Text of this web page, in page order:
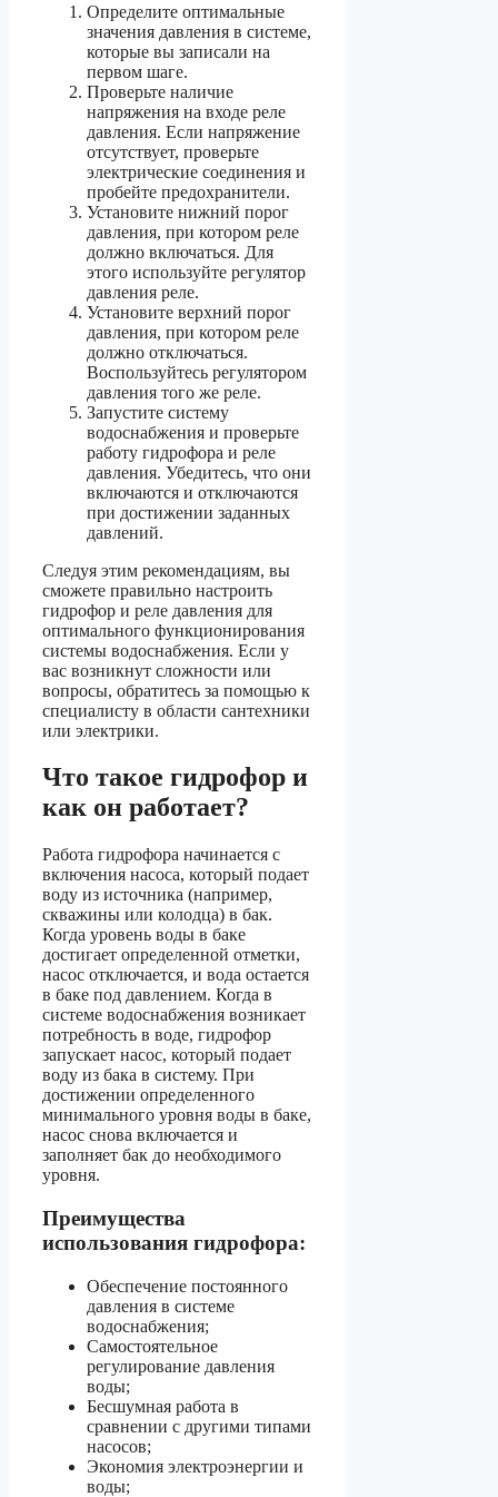
Определите оптимальные
значения давления в системе,
которые вы записали на
первом шаге.
Проверьте наличие
напряжения на входе реле
давления. Если напряжение
отсутствует, проверьте
электрические соединения и
пробейте предохранители.
Установите нижний порог
давления, при котором реле
должно включаться. Для
этого используйте регулятор
давления реле.
Установите верхний порог
давления, при котором реле
должно отключаться.
Воспользуйтесь регулятором
давления того же реле.
Запустите систему
водоснабжения и проверьте
работу гидрофора и реле
давления. Убедитесь, что они
включаются и отключаются
при достижении заданных
давлений.
Следуя этим рекомендациям, вы
сможете правильно настроить
гидрофор и реле давления для
оптимального функционирования
системы водоснабжения. Если у
вас возникнут сложности или
вопросы, обратитесь за помощью к
специалисту в области сантехники
или электрики.
Что такое гидрофор и
как он работает?
Работа гидрофора начинается с
включения насоса, который подает
воду из источника (например,
скважины или колодца) в бак.
Когда уровень воды в баке
достигает определенной отметки,
насос отключается, и вода остается
в баке под давлением. Когда в
системе водоснабжения возникает
потребность в воде, гидрофор
запускает насос, который подает
воду из бака в систему. При
достижении определенного
минимального уровня воды в баке,
насос снова включается и
заполняет бак до необходимого
уровня.
Преимущества
использования гидрофора:
Обеспечение постоянного
давления в системе
водоснабжения;
Самостоятельное
регулирование давления
воды;
Бесшумная работа в
сравнении с другими типами
насосов;
Экономия электроэнергии и
воды;